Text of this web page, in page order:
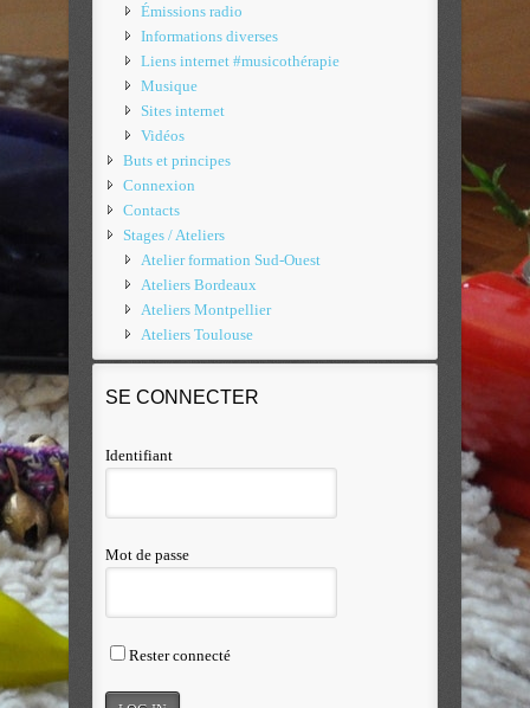
Émissions radio
Informations diverses
Liens internet #musicothérapie
Musique
Sites internet
Vidéos
Buts et principes
Connexion
Contacts
Stages / Ateliers
Atelier formation Sud-Ouest
Ateliers Bordeaux
Ateliers Montpellier
Ateliers Toulouse
SE CONNECTER
Identifiant
Mot de passe
Rester connecté